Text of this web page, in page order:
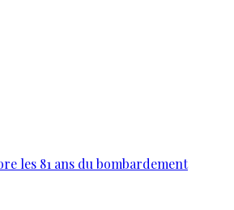
les 81 ans du bombardement